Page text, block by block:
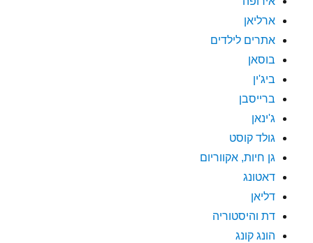
ארליאן
אתרים לילדים
בוסאן
ביג'ין
ברייסבן
ג'ינאן
גולד קוסט
גן חיות, אקווריום
דאטונג
דליאן
דת והיסטוריה
הונג קונג